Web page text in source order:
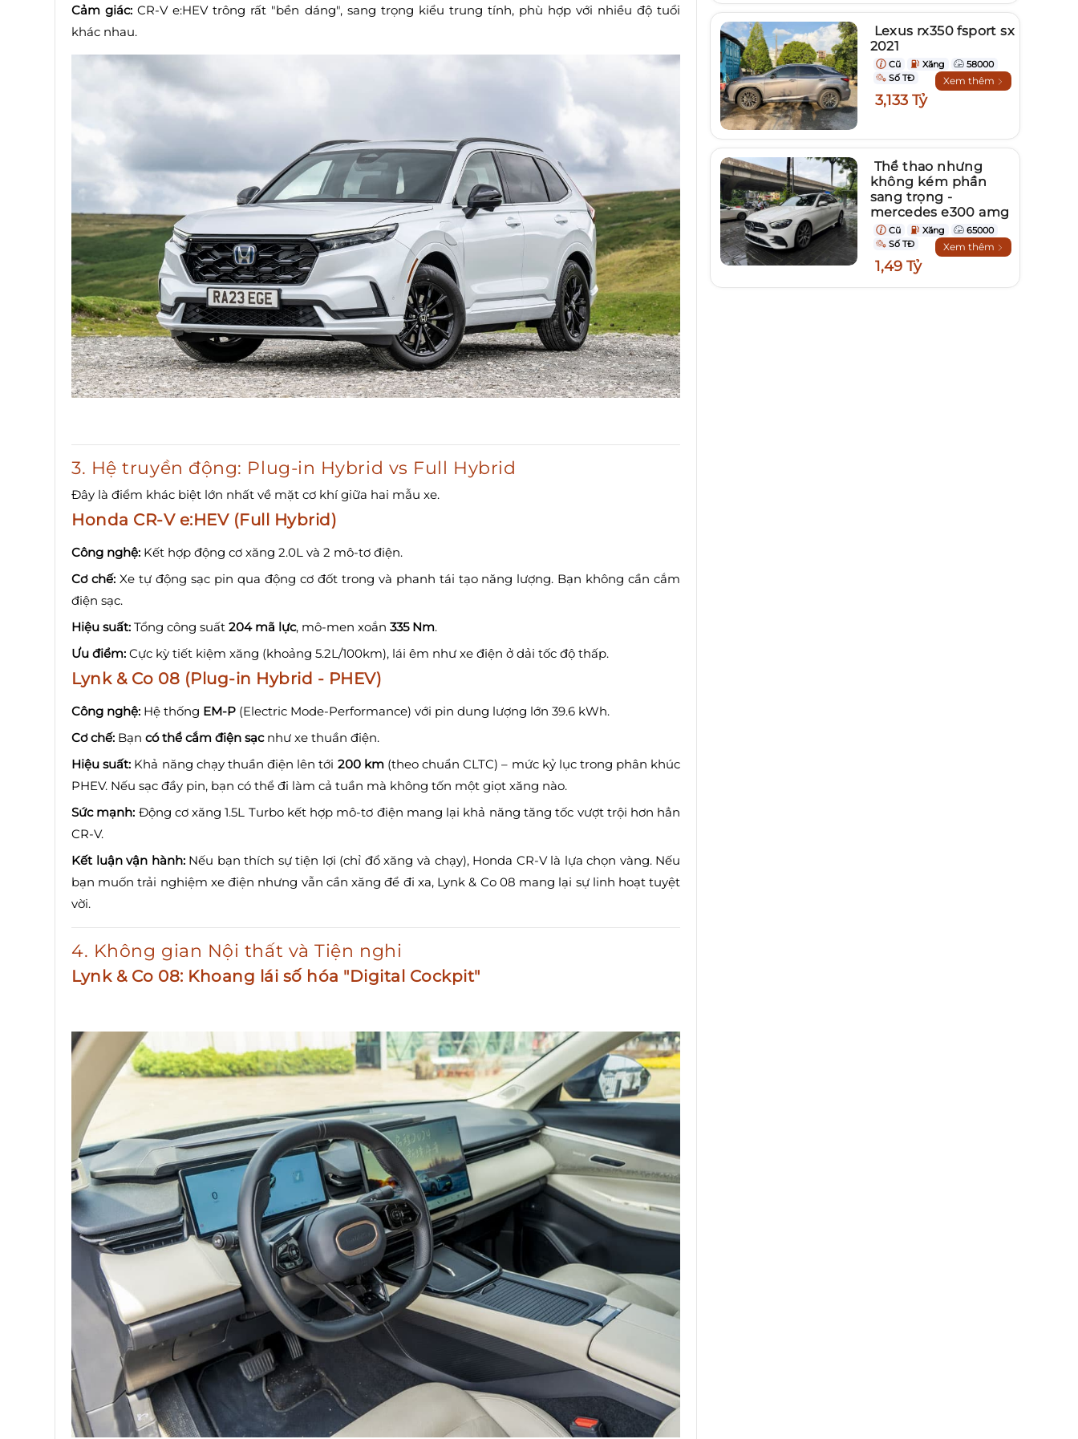
Cảm giác: CR-V e:HEV trông rất "bền dáng", sang trọng kiểu trung tính, phù hợp với nhiều độ tuổi
khác nhau.
3. Hệ truyền động: Plug-in Hybrid vs Full Hybrid
Đây là điểm khác biệt lớn nhất về mặt cơ khí giữa hai mẫu xe.
Honda CR-V e:HEV (Full Hybrid)
Công nghệ: Kết hợp động cơ xăng 2.0L và 2 mô-tơ điện.
Cơ chế:Xe tự động sạc pin qua động cơ đốt trong và phanh tái tạo năng lượng. Bạn không cần cắm
điện sạc.
Hiệu suất: Tổng công suất 204 mã lực, mô-men xoắn 335 Nm.
Ưu điểm: Cực kỳ tiết kiệm xăng (khoảng 5.2L/100km), lái êm như xe điện ở dải tốc độ thấp.
Lynk & Co 08 (Plug-in Hybrid - PHEV)
Công nghệ: Hệ thống EM-P (Electric Mode-Performance) với pin dung lượng lớn 39.6 kWh.
Cơ chế: Bạn có thể cắm điện sạcnhư xe thuần điện.
Hiệu suất: Khả năng chạy thuần điện lên tới 200 km(theo chuẩn CLTC) – mức kỷ lục trong phân khúc
PHEV. Nếu sạc đầy pin, bạn có thể đi làm cả tuần mà không tốn một giọt xăng nào.
Sức mạnh: Động cơ xăng 1.5L Turbo kết hợp mô-tơ điện mang lại khả năng tăng tốc vượt trội hơn hẳn
CR-V.
Kết luận vận hành:Nếu bạn thích sự tiện lợi (chỉ đổ xăng và chạy), Honda CR-V là lựa chọn vàng. Nếu
bạn muốn trải nghiệm xe điện nhưng vẫn cần xăng để đi xa, Lynk & Co 08 mang lại sự linh hoạt tuyệt
vời.
4. Không gian Nội thất và Tiện nghi
Lynk & Co 08: Khoang lái số hóa "Digital Cockpit"
Lexus rx350 fsport sx
2021
Cũ Xăng
58000
Số TĐ
Xem thêm
3,133 Tỷ
Thể thao nhưng
không kém phần
sang trọng -
mercedes e300 amg
Cũ Xăng
65000
Số TĐ
Xem thêm
1,49 Tỷ